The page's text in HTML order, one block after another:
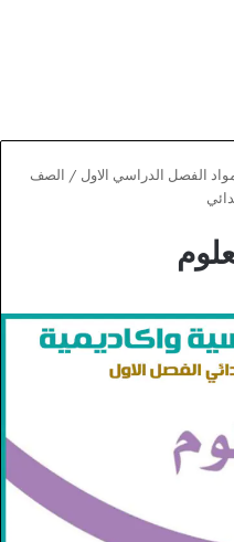
الفصل الدراسي الاول / الصف